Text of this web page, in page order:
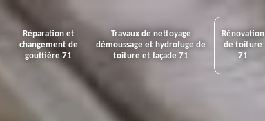
Réparation et
changement de
gouttière 71
Travaux de nettoyage
démoussage et hydrofuge de
toiture et façade 71
Rénovation
de toiture
71